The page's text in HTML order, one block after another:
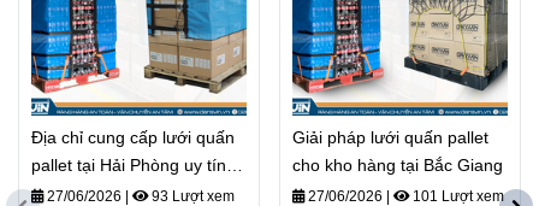
Địa chỉ cung cấp lưới quấn
pallet tại Hải Phòng uy tín,
giá tốt
27/06/2026 93 Lượt xem
Giải pháp lưới quấn pallet
cho kho hàng tại Bắc Giang
27/06/2026 101 Lượt xem